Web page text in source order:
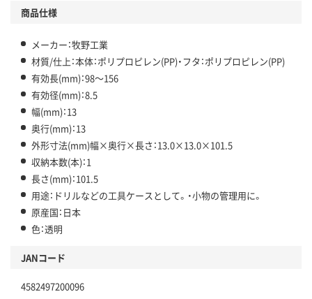
商品仕様
メーカー：牧野工業
材質/仕上：本体：ポリプロピレン(PP)・フタ：ポリプロピレン(PP)
有効長(mm)：98～156
有効径(mm)：8.5
幅(mm)：13
奥行(mm)：13
外形寸法(mm)幅×奥行×長さ：13.0×13.0×101.5
収納本数(本)：1
長さ(mm)：101.5
用途：ドリルなどの工具ケースとして。・小物の管理用に。
原産国：日本
色：透明
JANコード
4582497200096